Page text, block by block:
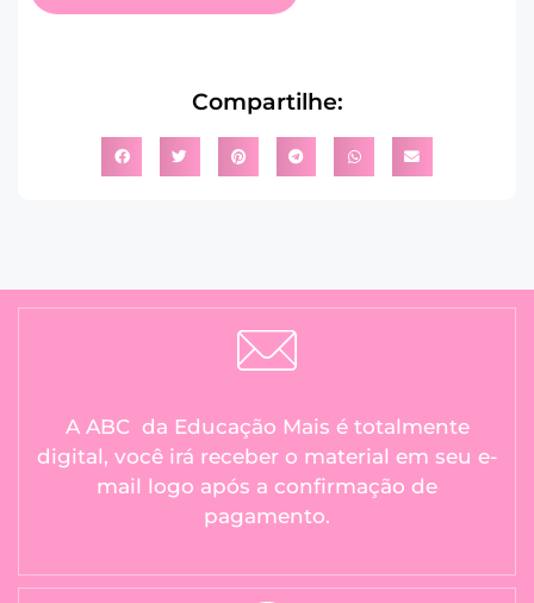
Compartilhe:
A ABC da Educação Mais é totalmente
digital, você irá receber o material em seu e-
mail logo após a confirmação de
pagamento.